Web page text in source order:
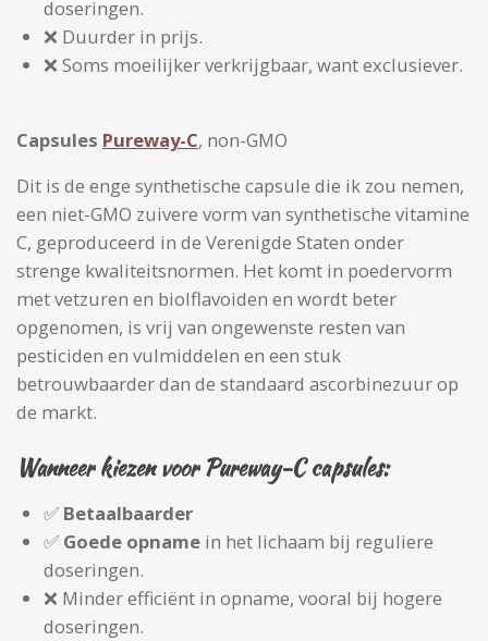
doseringen.
❌ Duurder in prijs.
❌ Soms moeilijker verkrijgbaar, want exclusiever.
Capsules Pureway-C, non-GMO
Dit is de enge synthetische capsule die ik zou nemen,
een niet-GMO zuivere vorm van synthetische vitamine
C, geproduceerd in de Verenigde Staten onder
strenge kwaliteitsnormen. Het komt in poedervorm
met vetzuren en biolflavoiden en wordt beter
opgenomen, is vrij van ongewenste resten van
pesticiden en vulmiddelen en een stuk
betrouwbaarder dan de standaard ascorbinezuur op
de markt.
Wanneer kiezen voor Pureway-C capsules:
✅ Betaalbaarder
✅ Goede opname in het lichaam bij reguliere
doseringen.
❌ Minder efficiënt in opname, vooral bij hogere
doseringen.